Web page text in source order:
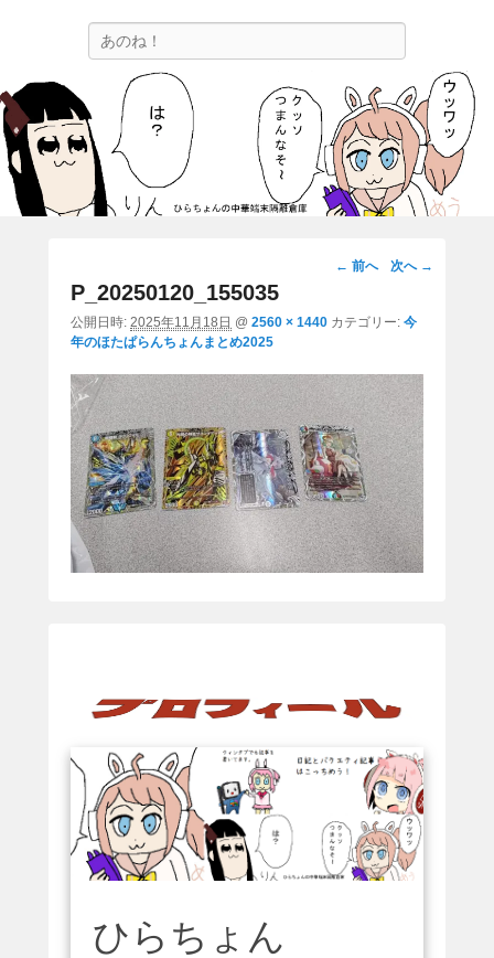
ひらちょんの中華端末隔離倉庫
ほたがページ上部にある検索バーを消してくれたサイトです。
画
シ
ョ
ン
← 前へ 次へ →
P_20250120_155035
公開日時: 2025年11月18日 @ 2560 × 1440 カテゴリー: 今
年のほたぱらんちょんまとめ2025
ひらちょん